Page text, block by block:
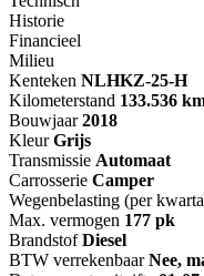
Historie
Financieel
Milieu
Kenteken NLHKZ-25-H
Kilometerstand 133.536
Bouwjaar 2018
Kleur Grijs
Transmissie Automaat
Carrosserie Camper
Wegenbelasting (per
Max. vermogen 177 pk
Brandstof Diesel
BTW verrekenbaar Nee,